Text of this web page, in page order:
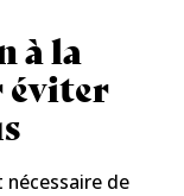
à la
éviter
nécessaire de